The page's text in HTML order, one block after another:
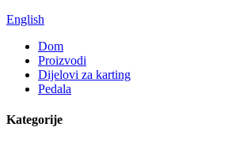
English
Dom
Proizvodi
Dijelovi za karting
Pedala
Kategorije